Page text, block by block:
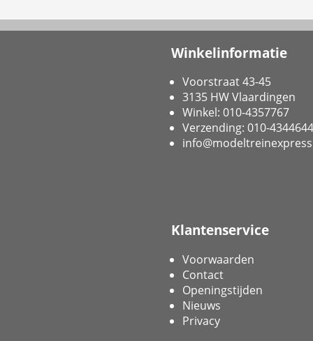
Winkelinformatie
Voorstraat 43-45
3135 HW Vlaardingen
Winkel: 010-4357767
Verzending: 010-4344644
Klantenservice
Voorwaarden
Contact
Openingstijden
Nieuws
Privacy